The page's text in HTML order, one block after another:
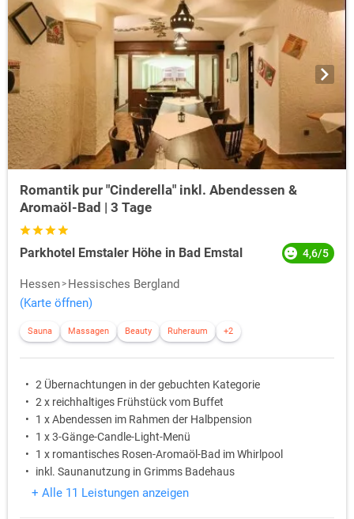
Romantik pur "Cinderella" inkl. Abendessen &
Aromaöl-Bad | 3 Tage
Parkhotel Emstaler Höhe in Bad Emstal 4,6/5
Hessen
Hessisches Bergland
(Karte öffnen)
Sauna Massagen Beauty Ruheraum +2
2 Übernachtungen in der gebuchten Kategorie
2 x reichhaltiges Frühstück vom Buffet
1 x Abendessen im Rahmen der Halbpension
1 x 3-Gänge-Candle-Light-Menü
1 x romantisches Rosen-Aromaöl-Bad im Whirlpool
inkl. Saunanutzung in Grimms Badehaus
+ Alle 11 Leistungen anzeigen